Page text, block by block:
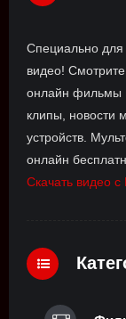
Специально
видео!
онлайн фильмы
клипы, новости
устройств.
онлайн
Скачать видео